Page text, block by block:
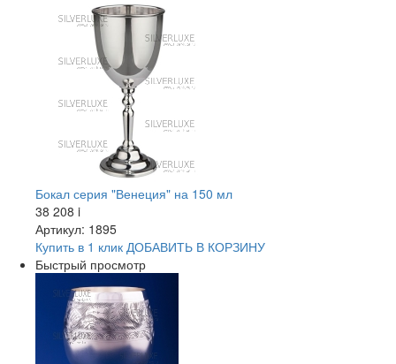
Бокал серия "Венеция" на 150 мл
38 208 i
Артикул: 1895
Купить в 1 клик ДОБАВИТЬ В КОРЗИНУ
Быстрый просмотр